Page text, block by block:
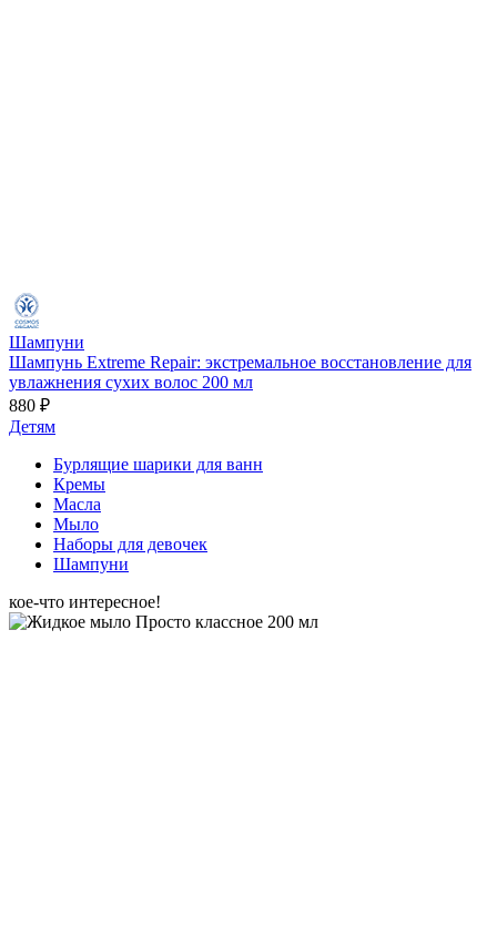
Шампуни
Шампунь Extreme Repair: экстремальное восстановление для
увлажнения сухих волос 200 мл
880 ₽
Детям
Бурлящие шарики для ванн
Кремы
Масла
Мыло
Наборы для девочек
Шампуни
кое-что интересное!